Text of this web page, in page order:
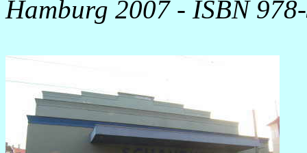
Hamburg 2007- ISBN